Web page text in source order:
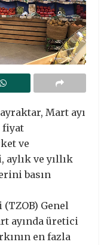
Mart ayı
fiyat
ve
ve yıllık
basın
Genel
ayında üretici
en fazla